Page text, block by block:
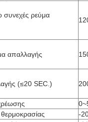
συνεχές ρεύμα
απαλλαγής
(≤20 SEC.)
-